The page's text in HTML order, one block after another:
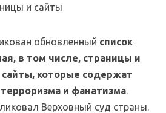
обновленный список
в том числе, страницы и
сайты, которые содержат
и фанатизма.
Верховный суд страны.